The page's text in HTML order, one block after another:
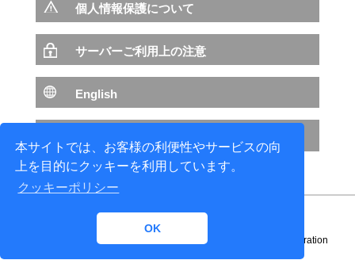
本サイトでは、お客様の利便性やサービスの向
上を目的にクッキーを利用しています。
クッキーポリシー
OK
個人情報保護について
サーバーご利用上の注意
English
2026 NTT DATA ENGINEERING SYSTEMS Corporation